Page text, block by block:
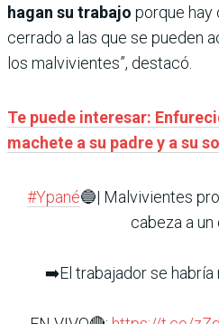
hagan su trabajo porque hay
cerrado a las que se pueden
los malvivientes”, destacó.
Te puede interesar:
machete a su padre y a su
#Ypané🔵| Malvivientes
cabeza a
➡️El trabajador se habría